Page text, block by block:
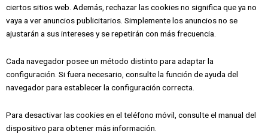
ciertos sitios web. Además, rechazar las cookies no significa que ya no
vaya a ver anuncios publicitarios. Simplemente los anuncios no se
ajustarán a sus intereses y se repetirán con más frecuencia.
Cada navegador posee un método distinto para adaptar la
configuración. Si fuera necesario, consulte la función de ayuda del
navegador para establecer la configuración correcta.
Para desactivar las cookies en el teléfono móvil, consulte el manual del
dispositivo para obtener más información.